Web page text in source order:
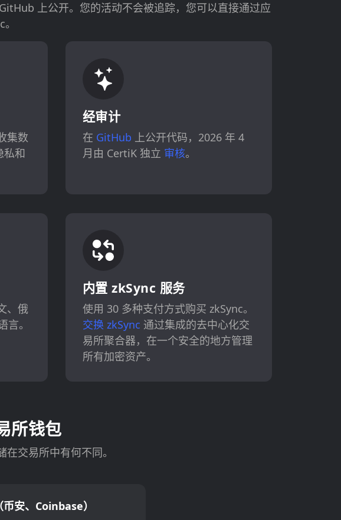
上公开。您的活动不会被追踪，您可以直接通过应
集数
私和
经审计
在 GitHub 上公开代码，2026 年 4
月由 CertiK 独立 审核。
、俄
。
内置 zkSync 服务
使用 30 多种支付方式购买 zkSync。
交换 zkSync 通过集成的去中心化交
易所聚合器，在一个安全的地方管理
所有加密资产。
所钱包
交易所中有何不同。
安、Coinbase）